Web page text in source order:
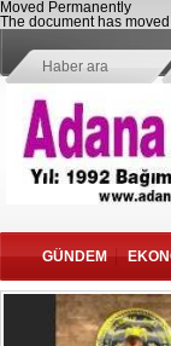
Moved Permanently
The document has moved
GÜNDEM